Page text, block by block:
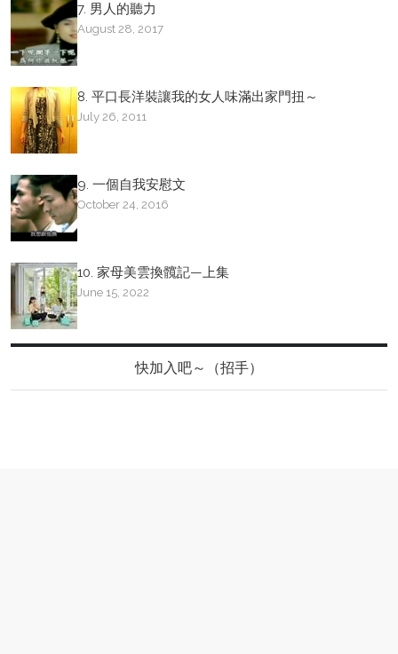
7. 男人的聽力
August 28, 2017
8. 平口長洋裝讓我的女人味滿出家門扭～
July 26, 2011
9. 一個自我安慰文
October 24, 2016
10. 家母美雲換髖記—上集
June 15, 2022
快加入吧～（招手）